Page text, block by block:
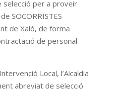
per a proveir
SOCORRISTES
de Xaló, de forma
de personal
Local, l’Alcaldia
abreviat de selecció